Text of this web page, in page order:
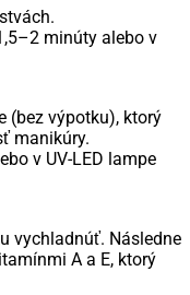
minúty alebo v
(bez výpotku), ktorý
manikúry.
v UV-LED lampe
vychladnúť. Následne
A a E, ktorý